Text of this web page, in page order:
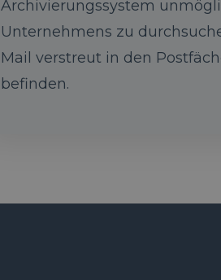
Archivierungssystem
Unternehmens zu
Mail verstreut in den
befinden.